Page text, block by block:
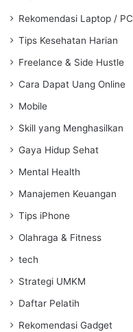
Rekomendasi Laptop / PC
Tips Kesehatan Harian
Freelance & Side Hustle
Cara Dapat Uang Online
Mobile
Skill yang Menghasilkan
Gaya Hidup Sehat
Mental Health
Manajemen Keuangan
Tips iPhone
Olahraga & Fitness
tech
Strategi UMKM
Daftar Pelatih
Rekomendasi Gadget